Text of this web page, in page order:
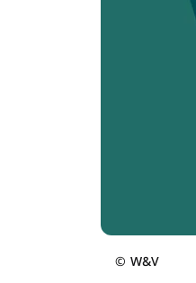
© W&V